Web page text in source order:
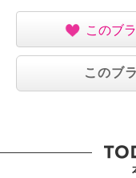
＜御朱印帖入れ＞
・約４０ｇ
【商品仕様詳細】
・御朱印帖：２２
このブ
このブ